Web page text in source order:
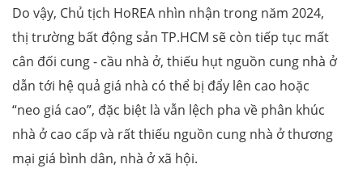
Do vậy, Chủ tịch HoREA nhìn nhận trong năm 2024,
thị trường bất động sản TP.HCM sẽ còn tiếp tục mất
cân đối cung - cầu nhà ở, thiếu hụt nguồn cung nhà ở
dẫn tới hệ quả giá nhà có thể bị đẩy lên cao hoặc
“neo giá cao”, đặc biệt là vẫn lệch pha về phân khúc
nhà ở cao cấp và rất thiếu nguồn cung nhà ở thương
mại giá bình dân, nhà ở xã hội.